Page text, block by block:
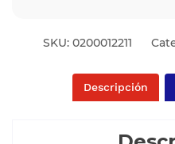
SKU: 0200012211
Descripción